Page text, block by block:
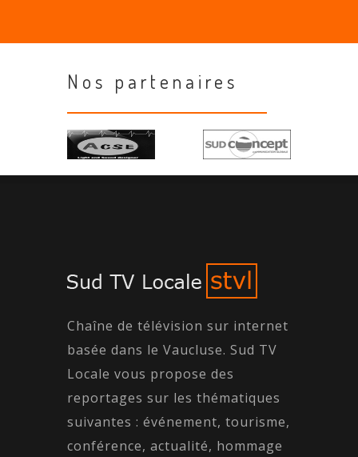
Nos partenaires
Chaîne de télévision sur internet
basée dans le Vaucluse. Sud TV
Locale vous propose des
reportages sur les thématiques
suivantes : événement, tourisme,
conférence, actualité, hommage